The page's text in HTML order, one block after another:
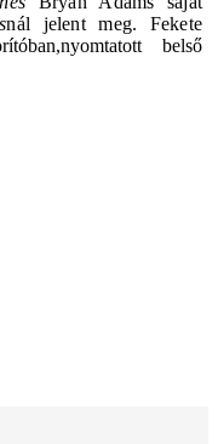
nál jelent meg. Fekete
belső